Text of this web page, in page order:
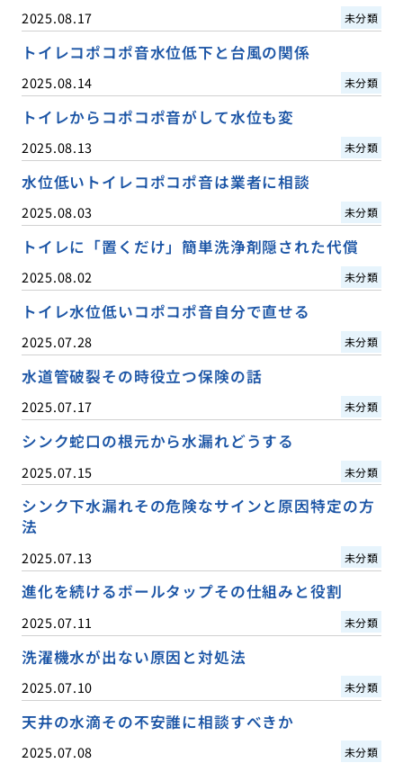
2025.08.17 未分類
トイレコポコポ音水位低下と台風の関係
2025.08.14 未分類
トイレからコポコポ音がして水位も変
2025.08.13 未分類
水位低いトイレコポコポ音は業者に相談
2025.08.03 未分類
トイレに「置くだけ」簡単洗浄剤隠された代償
2025.08.02 未分類
トイレ水位低いコポコポ音自分で直せる
2025.07.28 未分類
水道管破裂その時役立つ保険の話
2025.07.17 未分類
シンク蛇口の根元から水漏れどうする
2025.07.15 未分類
シンク下水漏れその危険なサインと原因特定の方
法
2025.07.13 未分類
進化を続けるボールタップその仕組みと役割
2025.07.11 未分類
洗濯機水が出ない原因と対処法
2025.07.10 未分類
天井の水滴その不安誰に相談すべきか
2025.07.08 未分類